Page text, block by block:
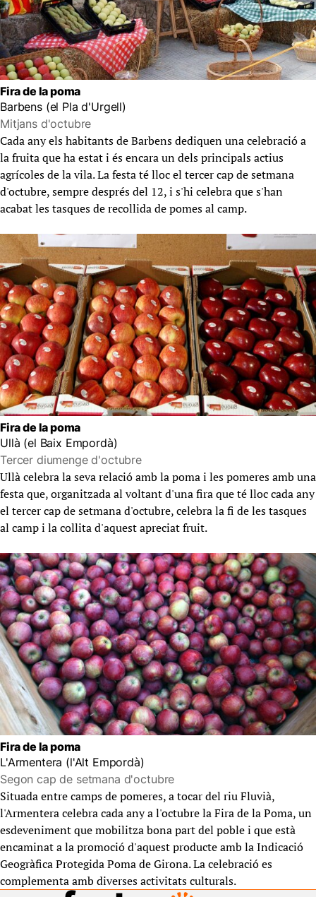
Fira de la poma
Barbens (el Pla d'Urgell)
Mitjans d'octubre
Cada any els habitants de Barbens dediquen una celebració a
la fruita que ha estat i és encara un dels principals actius
agrícoles de la vila. La festa té lloc el tercer cap de setmana
d'octubre, sempre després del 12, i s'hi celebra que s'han
acabat les tasques de recollida de pomes al camp.
Fira de la poma
Ullà (el Baix Empordà)
Tercer diumenge d'octubre
Ullà celebra la seva relació amb la poma i les pomeres amb una
festa que, organitzada al voltant d'una fira que té lloc cada any
el tercer cap de setmana d'octubre, celebra la fi de les tasques
al camp i la collita d'aquest apreciat fruit.
Fira de la poma
L'Armentera (l'Alt Empordà)
Segon cap de setmana d'octubre
Situada entre camps de pomeres, a tocar del riu Fluvià,
l'Armentera celebra cada any a l'octubre la Fira de la Poma, un
esdeveniment que mobilitza bona part del poble i que està
encaminat a la promoció d'aquest producte amb la Indicació
Geogràfica Protegida Poma de Girona. La celebració es
complementa amb diverses activitats culturals.